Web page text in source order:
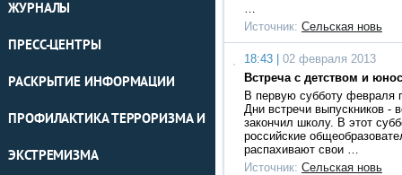
ЖУРНАЛЫ
ПРЕСС-ЦЕНТРЫ
РАСКРЫТИЕ ИНФОРМАЦИИ
ПРОФИЛАКТИКА ТЕРРОРИЗМА И
ЭКСТРЕМИЗМА
…
Источник: Сельская новь
18:43 |
02 февраля 2013
Встреча с детством и
В первую субботу февраля
Дни встречи выпускников -
закончил школу. В этот
российские
распахивают свои …
Источник: Сельская новь